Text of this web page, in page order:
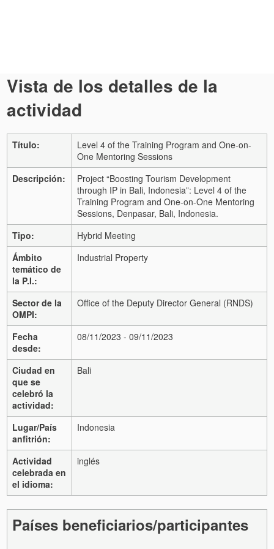
Vista de los detalles de la
actividad
Título:
Level 4 of the Training Program and One-on-
One Mentoring Sessions
Descripción:
Project “Boosting Tourism Development
through IP in Bali, Indonesia”: Level 4 of the
Training Program and One-on-One Mentoring
Sessions, Denpasar, Bali, Indonesia.
Tipo:
Hybrid Meeting
Ámbito
temático de
la P.I.:
Industrial Property
Sector de la
OMPI:
Office of the Deputy Director General (RNDS)
Fecha
desde:
08/11/2023 - 09/11/2023
Ciudad en
que se
celebró la
actividad:
Bali
Lugar/País
anfitrión:
Indonesia
Actividad
celebrada en
el idioma:
inglés
Países beneficiarios/participantes